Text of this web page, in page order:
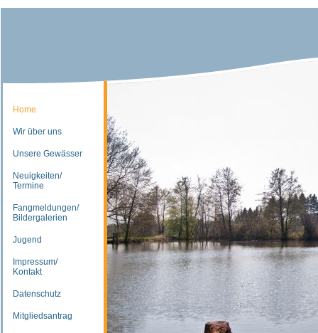
Home
Wir über uns
Unsere Gewässer
Neuigkeiten/
Termine
Fangmeldungen/
Bildergalerien
Jugend
Impressum/
Kontakt
Datenschutz
Mitgliedsantrag